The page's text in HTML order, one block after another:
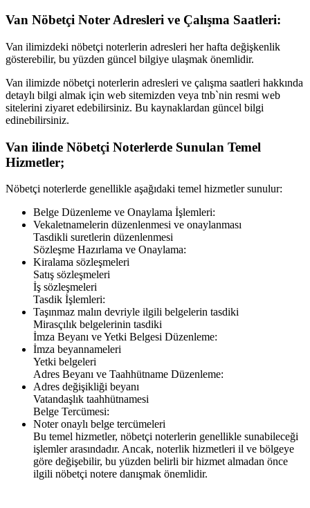
Van Nöbetçi Noter Adresleri ve Çalışma Saatleri:
Van ilimizdeki nöbetçi noterlerin adresleri her hafta değişkenlik
gösterebilir, bu yüzden güncel bilgiye ulaşmak önemlidir.
Van ilimizde nöbetçi noterlerin adresleri ve çalışma saatleri hakkında
detaylı bilgi almak için web sitemizden veya tnb`nin resmi web
sitelerini ziyaret edebilirsiniz. Bu kaynaklardan güncel bilgi
edinebilirsiniz.
Van ilinde Nöbetçi Noterlerde Sunulan Temel
Hizmetler;
Nöbetçi noterlerde genellikle aşağıdaki temel hizmetler sunulur:
Belge Düzenleme ve Onaylama İşlemleri:
Vekaletnamelerin düzenlenmesi ve onaylanması
Tasdikli suretlerin düzenlenmesi
Sözleşme Hazırlama ve Onaylama:
Kiralama sözleşmeleri
Satış sözleşmeleri
İş sözleşmeleri
Tasdik İşlemleri:
Taşınmaz malın devriyle ilgili belgelerin tasdiki
Mirasçılık belgelerinin tasdiki
İmza Beyanı ve Yetki Belgesi Düzenleme:
İmza beyannameleri
Yetki belgeleri
Adres Beyanı ve Taahhütname Düzenleme:
Adres değişikliği beyanı
Vatandaşlık taahhütnamesi
Belge Tercümesi:
Noter onaylı belge tercümeleri
Bu temel hizmetler, nöbetçi noterlerin genellikle sunabileceği
işlemler arasındadır. Ancak, noterlik hizmetleri il ve bölgeye
göre değişebilir, bu yüzden belirli bir hizmet almadan önce
ilgili nöbetçi notere danışmak önemlidir.